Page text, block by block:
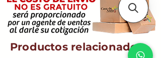
Productos relacionados